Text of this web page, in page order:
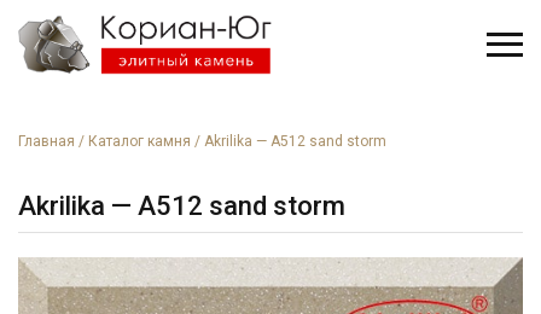
Главная / Каталог камня / Akrilika — A512 sand storm
Akrilika — A512 sand storm